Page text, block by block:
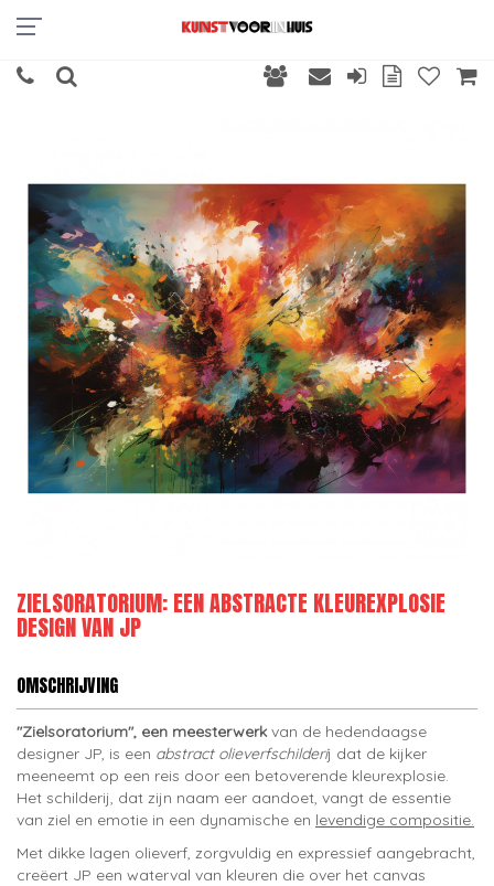
ZIELSORATORIUM: EEN ABSTRACTE KLEUREXPLOSIE
DESIGN VAN JP
OMSCHRIJVING
"Zielsoratorium", een meesterwerkvan de hedendaagse
designer JP, is een abstract olieverfschilderij dat de kijker
meeneemt op een reis door een betoverende kleurexplosie.
Het schilderij, dat zijn naam eer aandoet, vangt de essentie
van ziel en emotie in een dynamische en levendige compositie.
Met dikke lagen olieverf, zorgvuldig en expressief aangebracht,
creëert JP een waterval van kleuren die over het canvas